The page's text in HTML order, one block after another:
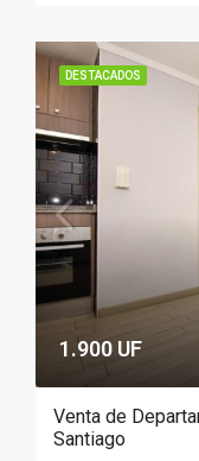
DESTACADOS
1.900 UF
Venta de
Santiago